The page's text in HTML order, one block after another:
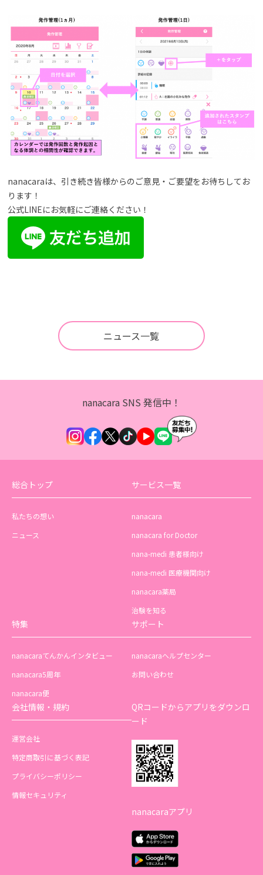
nanacaraは、引き続き皆様からのご意見・ご要望をお待ちしてお
ります！
公式LINEにお気軽にご連絡ください！
ニュース一覧
nanacara SNS 発信中！
総合トップ
私たちの想い
ニュース
サービス一覧
nanacara
nanacara for Doctor
nana-medi 患者様向け
nana-medi 医療機関向け
nanacara薬局
治験を知る
特集
nanacaraてんかんインタビュー
nanacara5周年
nanacara便
サポート
nanacaraヘルプセンター
お問い合わせ
会社情報・規約
運営会社
特定商取引に基づく表記
プライバシーポリシー
情報セキュリティ
QRコードからアプリをダウンロ
ード
nanacaraアプリ